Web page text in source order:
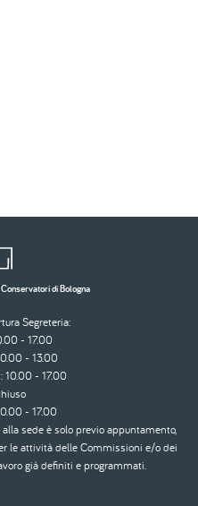
di Bologna
Segreteria:
- 17.00
- 13.00
10.00 - 17.00
- 17.00
alla sede è solo previo appuntamento,
le attività delle Commissioni e/o dei
già definiti e programmati.